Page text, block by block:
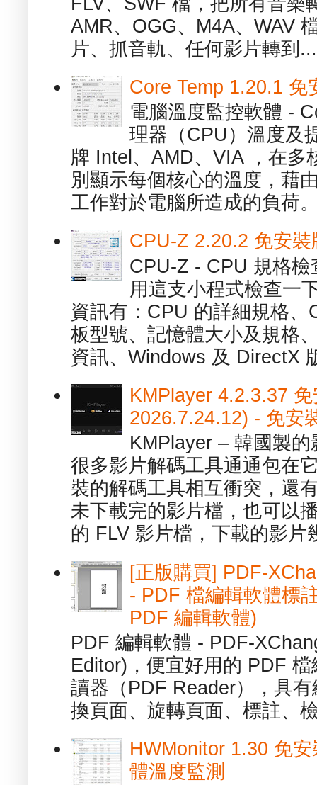
AMR、OGG、M4A、WAV
片、抓音軌、任何影片轉到...
Core Temp 1.20.1 免
電腦溫度監控軟體 -
理器（CPU）溫度及
牌 Intel、AMD、VIA ，在多
別顯示每個核心的溫度，藉
工作對於電腦所造成的負荷
CPU-Z 2.20.2 免安
CPU-Z - CPU 規格
用這支小程式檢查一
資訊有：CPU 的詳細規格
板型號、記憶體大小及規格
資訊、Windows 及 DirectX
KMPlayer 4.2.3.37
2026.7.24.12) - 免安
KMPlayer – 韓國製
很多影片解碼工具通通包在
裝的解碼工具相互衝突，還
未下載完的影片檔，也可以
的 FLV 影片檔，下載的影片
[正版購買] PDF-
- PDF 檔編輯軟體標
PDF 編輯軟體)
PDF 編輯軟體 - PDF-
Editor)，便宜好用的 PDF
讀器（PDF Reader），具
換頁面、旋轉頁面、標註、
HWMonitor 1.30 免
體溫度監測